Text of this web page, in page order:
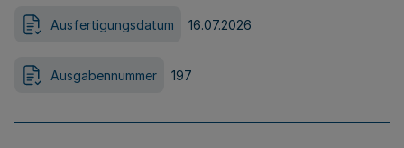
Ausfertigungsdatum 16.07.2026
Ausgabennummer 197